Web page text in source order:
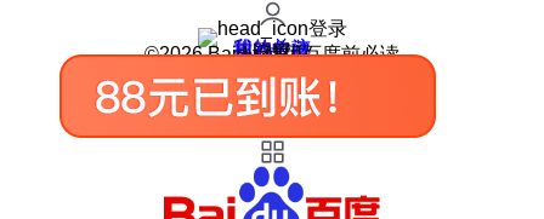
登录
我的关注
我的收藏
皮肤中心
用户反馈
设置
©2026 Baidu 使用百度前必读